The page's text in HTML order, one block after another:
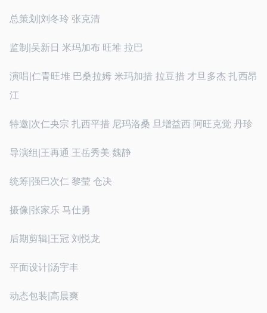
总策划|刘冬玲 张克清
监制|吴新日 米玛加布 旺堆 拉巴
演唱|仁青旺堆 巴桑拉姆 米玛加措 拉豆措 才旦多杰 扎西昂
江
特邀|次仁央宗 扎西平措 尼玛洛桑 旦增益西 阿旺克觉 丹珍
导演组|王再通 王岳秀美 魏静
统筹|强巴次仁 黎莹 仓决
摄像|张家乐 马仕勇
后期剪辑|王冠 刘悦龙
平面设计|汤宇丰
动态包装|高晨爽